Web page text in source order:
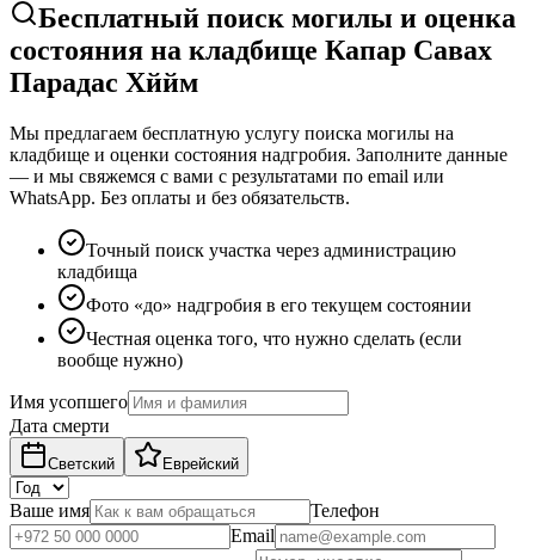
Бесплатный поиск могилы и оценка
состояния на кладбище Капар Савах
Парадас Хййм
Мы предлагаем бесплатную услугу поиска могилы на
кладбище и оценки состояния надгробия. Заполните данные
— и мы свяжемся с вами с результатами по email или
WhatsApp. Без оплаты и без обязательств.
Точный поиск участка через администрацию
кладбища
Фото «до» надгробия в его текущем состоянии
Честная оценка того, что нужно сделать (если
вообще нужно)
Имя усопшего
Дата смерти
Светский Еврейский
Ваше имя
Телефон
Email